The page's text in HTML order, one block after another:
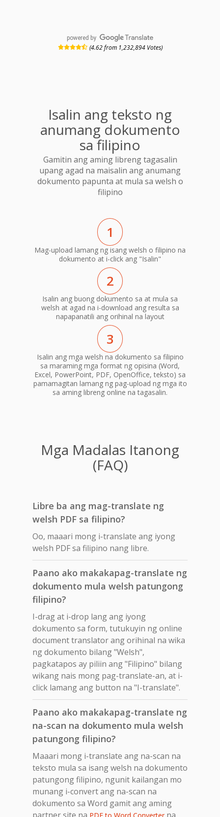
powered by
(4.62 from 1,232,894 Votes)
Isalin ang teksto ng
anumang dokumento
sa filipino
Gamitin ang aming libreng tagasalin
upang agad na maisalin ang anumang
dokumento papunta at mula sa welsh o
filipino
1
Mag-upload lamang ng isang welsh o filipino na
dokumento at i-click ang "Isalin"
2
Isalin ang buong dokumento sa at mula sa
welsh at agad na i-download ang resulta sa
napapanatili ang orihinal na layout
3
Isalin ang mga welsh na dokumento sa filipino
sa maraming mga format ng opisina (Word,
Excel, PowerPoint, PDF, OpenOffice, teksto) sa
pamamagitan lamang ng pag-upload ng mga ito
sa aming libreng online na tagasalin.
Mga Madalas Itanong
(FAQ)
Libre ba ang mag-translate ng
welsh PDF sa filipino?
Oo, maaari mong i-translate ang iyong
welsh PDF sa filipino nang libre.
Paano ako makakapag-translate ng
dokumento mula welsh patungong
filipino?
I-drag at i-drop lang ang iyong
dokumento sa form, tutukuyin ng online
document translator ang orihinal na wika
ng dokumento bilang "Welsh",
pagkatapos ay piliin ang "Filipino" bilang
wikang nais mong pag-translate-an, at i-
click lamang ang button na "I-translate".
Paano ako makakapag-translate ng
na-scan na dokumento mula welsh
patungong filipino?
Maaari mong i-translate ang na-scan na
teksto mula sa isang welsh na dokumento
patungong filipino, ngunit kailangan mo
munang i-convert ang na-scan na
dokumento sa Word gamit ang aming
PDF to Word Converter